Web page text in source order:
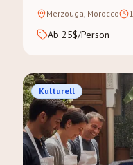
über den goldenen
geführten Kameltreck.
Merzouga, Morocco
Ab 25$/Person
Kulturell